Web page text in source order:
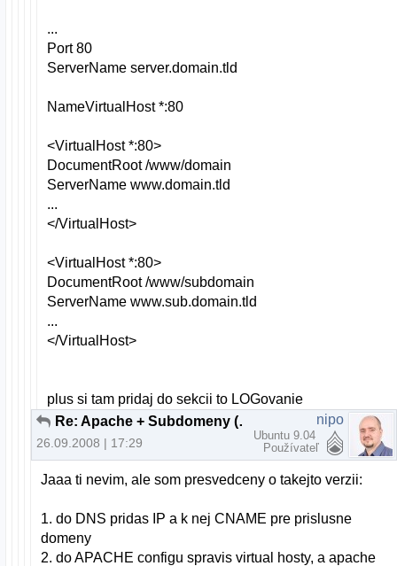
...
Port 80
ServerName server.domain.tld
NameVirtualHost *:80
<VirtualHost *:80>
DocumentRoot /www/domain
ServerName www.domain.tld
...
</VirtualHost>
<VirtualHost *:80>
DocumentRoot /www/subdomain
ServerName www.sub.domain.tld
...
</VirtualHost>
plus si tam pridaj do sekcii to LOGovanie
Re: Apache + Subdomeny (bez www)
26.09.2008 | 17:29
nipo
Ubuntu 9.04
Používateľ
Jaaa ti nevim, ale som presvedceny o takejto verzii:
1. do DNS pridas IP a k nej CNAME pre prislusne
domeny
2. do APACHE configu spravis virtual hosty, a apache